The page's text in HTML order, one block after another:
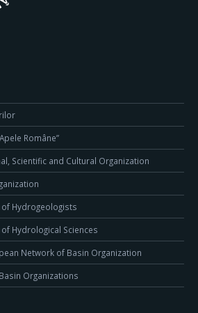
Române”
Scientific and Cultural Organization
Hydrogeologists
Hydrological Sciences
Network of Basin Organization
Organizations